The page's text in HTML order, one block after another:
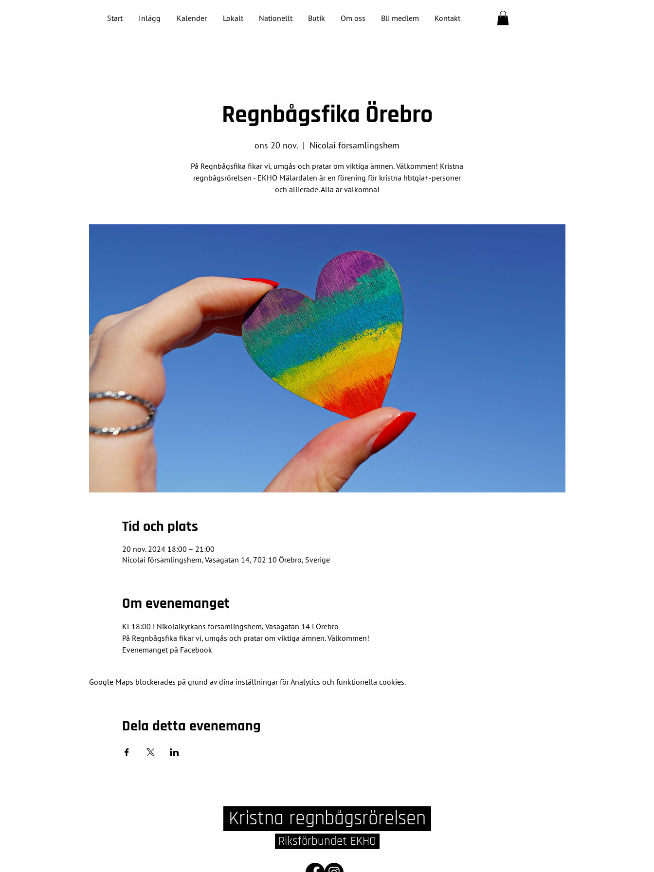
Start Inlägg Kalender Lokalt Nationellt Butik Om oss Bli medlem Kontakt
Regnbågsfika Örebro
ons 20 nov.
  |
Nicolai församlingshem
På Regnbågsfika fikar vi, umgås och pratar om viktiga ämnen. Välkommen! Kristna
regnbågsrörelsen - EKHO Mälardalen är en förening för kristna hbtqia+-personer
och allierade. Alla är välkomna!
Tid och plats
20 nov. 2024 18:00 – 21:00
Nicolai församlingshem, Vasagatan 14, 702 10 Örebro, Sverige
Om evenemanget
Kl 18:00 i Nikolaikyrkans församlingshem, Vasagatan 14 i Örebro
På Regnbågsfika fikar vi, umgås och pratar om viktiga ämnen. Välkommen!
Evenemanget på Facebook
Google Maps blockerades på grund av dina inställningar för Analytics och funktionella cookies.
Dela detta evenemang
Kristna regnbågsrörelsen
Riksförbundet EKHO